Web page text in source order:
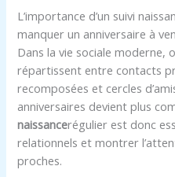
L’importance d’un suivi
manquer un anniversaire à
Dans la vie sociale moderne,
répartissent entre contacts
recomposées et cercles
anniversaires devient plus
naissancerégulier est donc
relationnels et montrer
proches.